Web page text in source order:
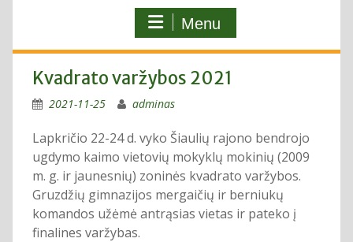
Menu
Kvadrato varžybos 2021
2021-11-25 adminas
Lapkričio 22-24 d. vyko Šiaulių rajono bendrojo
ugdymo kaimo vietovių mokyklų mokinių (2009
m. g. ir jaunesnių) zoninės kvadrato varžybos.
Gruzdžių gimnazijos mergaičių ir berniukų
komandos užėmė antrąsias vietas ir pateko į
finalines varžybas.